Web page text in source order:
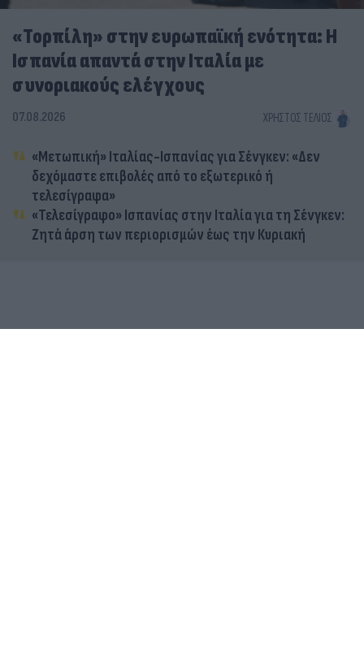
«Τορπίλη» στην ευρωπαϊκή ενότητα: Η
Ισπανία απαντά στην Ιταλία με
συνοριακούς ελέγχους
07.08.2026 ΧΡΉΣΤΟΣ ΤΈΛΙΟΣ
«Μετωπική» Ιταλίας-Ισπανίας για Σένγκεν: «Δεν
δεχόμαστε επιβολές από το εξωτερικό ή
τελεσίγραφα»
«Τελεσίγραφο» Ισπανίας στην Ιταλία για τη Σένγκεν:
Ζητά άρση των περιορισμών έως την Κυριακή